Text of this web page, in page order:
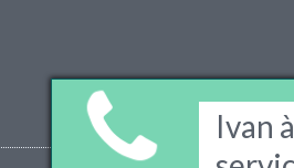
Ivan